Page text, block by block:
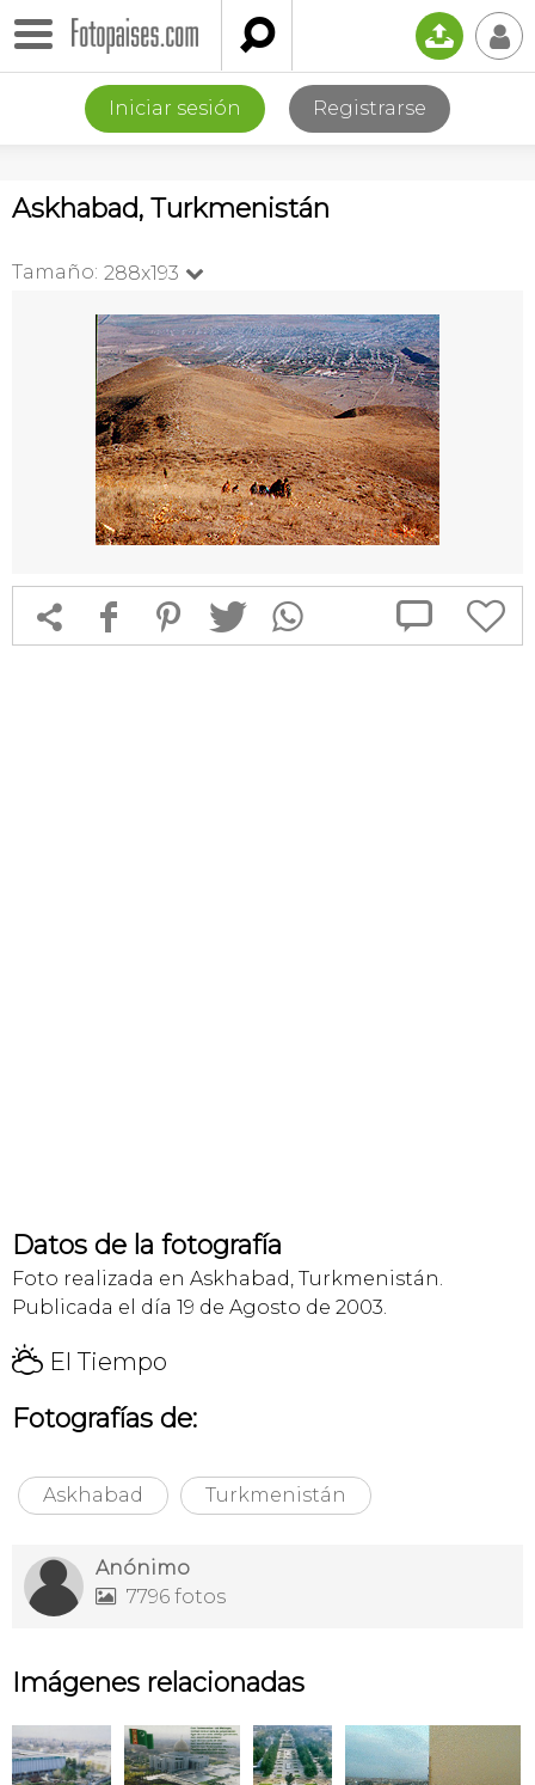
 📤 👤
Iniciar sesión Registrarse
Askhabad, Turkmenistán
Tamaño: 288x193 
 f 1 T  
Datos de la fotografía
Foto realizada en Askhabad, Turkmenistán.
Publicada el día 19 de Agosto de 2003.
H El Tiempo
Fotografías de:
Askhabad Turkmenistán
Anónimo
 7796 fotos
Imágenes relacionadas